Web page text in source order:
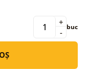
-
+ buc